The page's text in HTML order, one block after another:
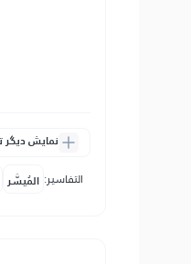
نمایش دیگر
التفاسير: المُيسَّر